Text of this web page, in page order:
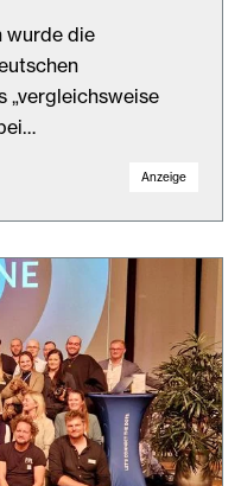
wurde die
„vergleichsweise
Anzeige